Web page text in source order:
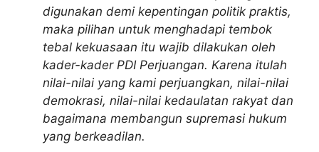
digunakan demi kepentingan politik praktis,
maka pilihan untuk menghadapi tembok
tebal kekuasaan itu wajib dilakukan oleh
kader-kader PDI Perjuangan. Karena itulah
nilai-nilai yang kami perjuangkan, nilai-nilai
demokrasi, nilai-nilai kedaulatan rakyat dan
bagaimana membangun supremasi hukum
yang berkeadilan.